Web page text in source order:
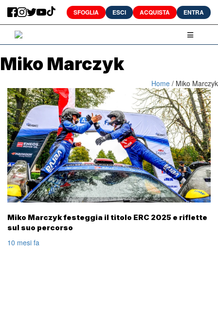
SFOGLIA ESCI ACQUISTA ENTRA
Miko Marczyk
Home / Miko Marczyk
Miko Marczyk festeggia il titolo ERC 2025 e riflette
sul suo percorso
10 mesi fa